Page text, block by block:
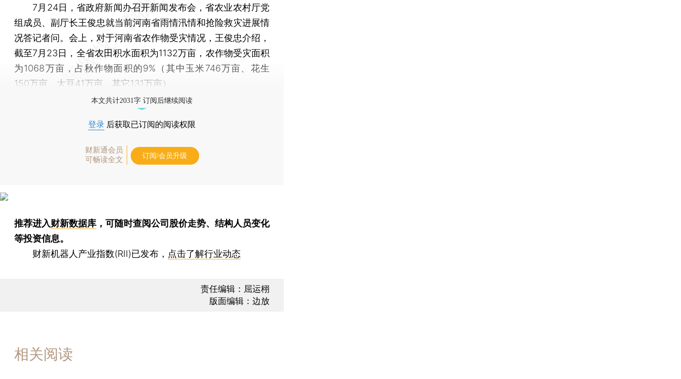
7月24日，省政府新闻办召开新闻发布会，省农业农村厅党
组成员、副厅长王俊忠就当前河南省雨情汛情和抢险救灾进展情
况答记者问。会上，对于河南省农作物受灾情况，王俊忠介绍，
截至7月23日，全省农田积水面积为1132万亩，农作物受灾面积
为1068万亩，占秋作物面积的9%（其中玉米746万亩、花生
150万亩、大豆41万亩、其它131万亩）。
本文共计2031字 订阅后继续阅读
登录 后获取已订阅的阅读权限
财新通会员
可畅读全文
订阅/会员升级
推荐进入财新数据库 ，可随时查阅公司股价走势、结构人员变化
等投资信息。
财新机器人产业指数(RII)已发布， 点击了解行业动态
责任编辑：屈运栩
版面编辑：边放
相关阅读